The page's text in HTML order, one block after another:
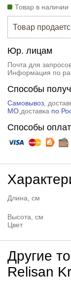
Товар в наличии
Товар
Юр. лицам
Почта для
Информация по
Способы
Самовывоз,
МО,доставка по
Способы
Длина, см
Высота, см
Цвет
Другие
Relisan